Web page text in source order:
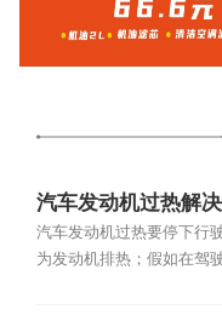
汽车发动机过热解
汽车发动机过热要停下行
为发动机排热；假如在驾